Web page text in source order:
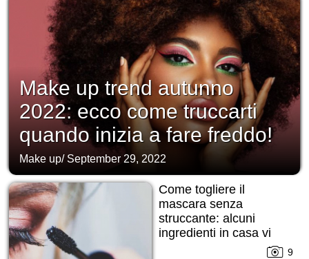
Make up trend autunno
2022: ecco come truccarti
quando inizia a fare freddo!
Make up/ September 29, 2022
Come togliere il
mascara senza
struccante: alcuni
ingredienti in casa vi
9